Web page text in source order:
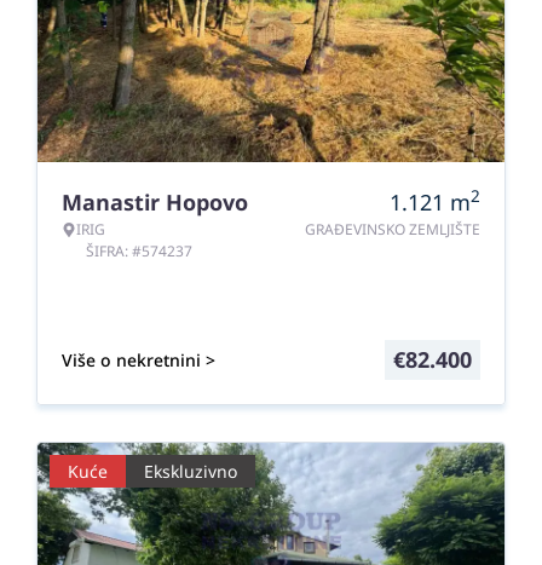
Manastir Hopovo
IRIG
ŠIFRA: #574237
1.121 m2
GRAĐEVINSKO ZEMLJIŠTE
Više o nekretnini > €82.400
Kuće Ekskluzivno